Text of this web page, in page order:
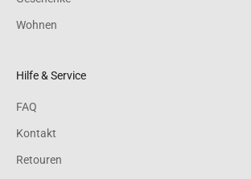
Wohnen
Hilfe & Service
FAQ
Kontakt
Retouren